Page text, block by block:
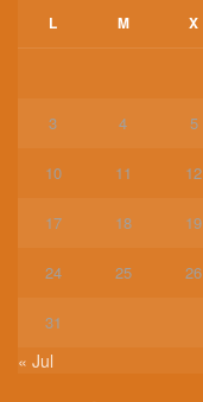
L M X
3 4 5
10 11 12
17 18 19
24 25 26
31
« Jul